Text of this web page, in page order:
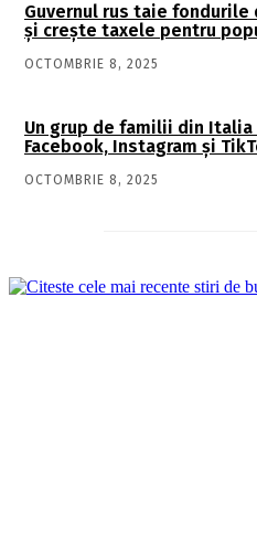
Guvernul rus taie
și crește taxele pentru
OCTOMBRIE 8, 2025
Un grup de familii din
Facebook, Instagram și
OCTOMBRIE 8, 2025